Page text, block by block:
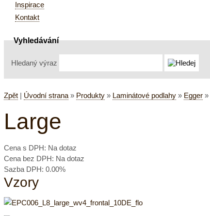
Inspirace
Kontakt
Vyhledávání
Hledaný výraz
Zpět | Úvodní strana » Produkty » Laminátové podlahy » Egger »
Large
Cena s DPH: Na dotaz
Cena bez DPH: Na dotaz
Sazba DPH: 0.00%
Vzory